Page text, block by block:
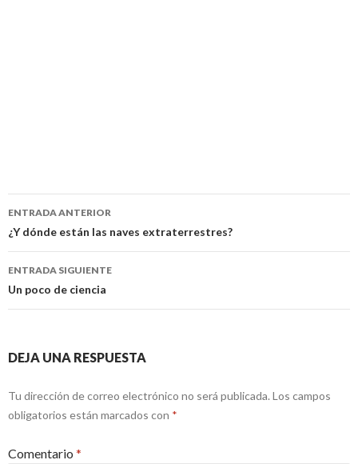
Navegación
de
entradas
ENTRADA ANTERIOR
¿Y dónde están las naves extraterrestres?
ENTRADA SIGUIENTE
Un poco de ciencia
DEJA UNA RESPUESTA
Tu dirección de correo electrónico no será publicada. Los campos
obligatorios están marcados con *
Comentario *